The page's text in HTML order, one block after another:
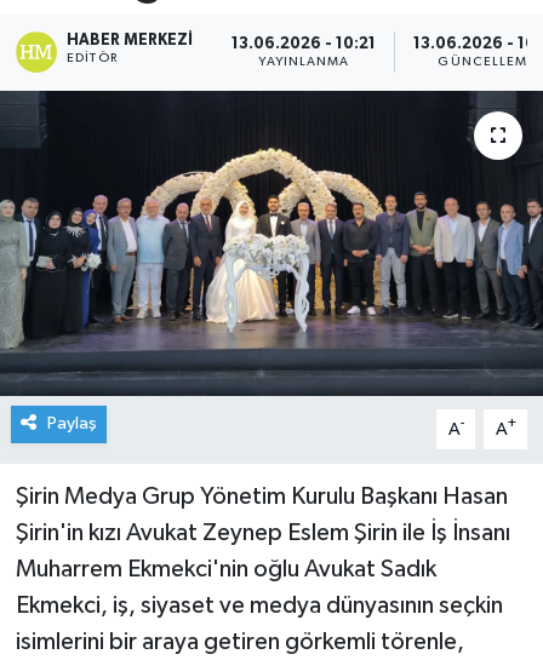
HABER MERKEZI
EDITÖR
13.06.2026 - 10:21
YAYINLANMA
13.06.2026 -
GÜNCELLEME
Paylaş A- A+
Şirin Medya Grup Yönetim Kurulu Başkanı Hasan
Şirin'in kızı Avukat Zeynep Eslem Şirin ile İş İnsanı
Muharrem Ekmekci'nin oğlu Avukat Sadık
Ekmekci, iş, siyaset ve medya dünyasının seçkin
isimlerini bir araya getiren görkemli törenle,